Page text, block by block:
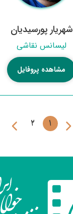
شهریار پورسیدیان
لیسانس نقاشی
مشاهده پروفایل
1
2